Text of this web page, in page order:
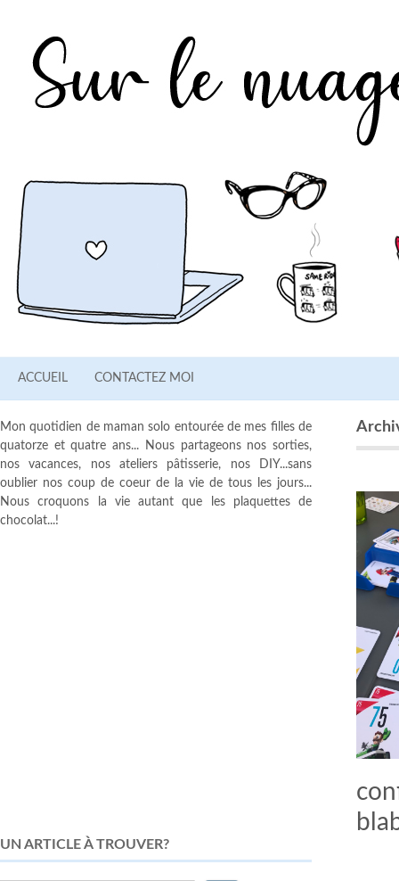
ACCUEIL CONTACTEZ MOI
Mon quotidien de maman solo entourée de mes filles de
quatorze et quatre ans... Nous partageons nos sorties,
nos vacances, nos ateliers pâtisserie, nos DIY...sans
oublier nos coup de coeur de la vie de tous les jours...
Nous croquons la vie autant que les plaquettes de
chocolat...!
UN ARTICLE À TROUVER?